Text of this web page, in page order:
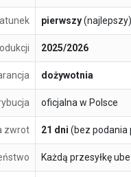
pierwszy(najlepszy)
2025/2026
dożywotnia
oficjalna w Polsce
zwrot 21 dni (bez podania
Każdą przesyłkę